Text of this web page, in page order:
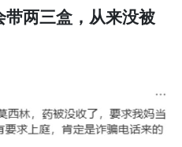
两三盒，从来没被